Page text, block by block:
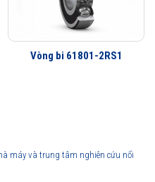
Vòng bi 61801-2RS1
máy và trung tâm nghiên cứu nổi